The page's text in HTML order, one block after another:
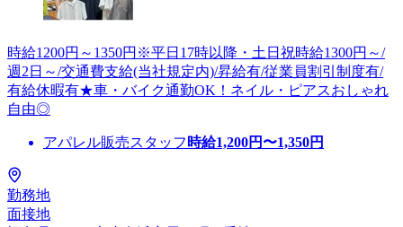
時給1200円～1350円※平日17時以降・土日祝時給1300円～/
週2日～/交通費支給(当社規定内)/昇給有/従業員割引制度有/
有給休暇有★車・バイク通勤OK！ネイル・ピアスおしゃれ
自由◎
アパレル販売スタッフ 時給1,200円〜1,350円
勤務地
面接地